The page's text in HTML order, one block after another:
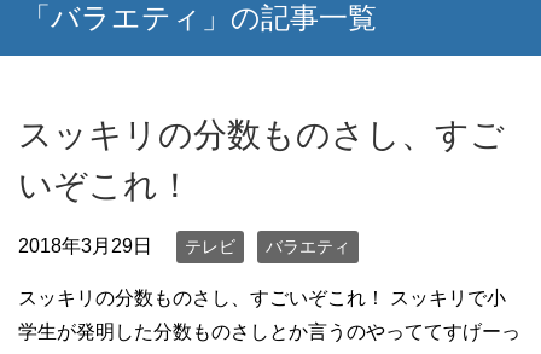
「バラエティ」の記事一覧
スッキリの分数ものさし、すご
いぞこれ！
2018年3月29日 テレビ バラエティ
スッキリの分数ものさし、すごいぞこれ！ スッキリで小
学生が発明した分数ものさしとか言うのやっててすげーっ